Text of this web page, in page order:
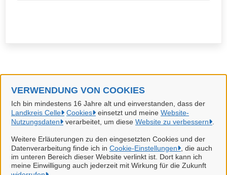
VERWENDUNG VON COOKIES
Ich bin mindestens 16 Jahre alt und einverstanden, dass der
Landkreis Celle
Cookies einsetzt und meine Website-
Nutzungsdaten
verarbeitet, um diese Website zu verbessern
Weitere Erläuterungen zu den eingesetzten Cookies und der
Datenverarbeitung finde ich in Cookie-Einstellungen
, die auch
im unteren Bereich dieser Website verlinkt ist. Dort kann ich
meine Einwilligung auch jederzeit mit Wirkung für die Zukunft
Landkreis Celle
Alle Rechte vorbehalten
Datenschutzerklärung